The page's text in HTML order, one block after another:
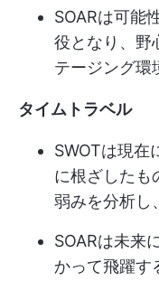
SOARは可能
役となり、野
テージング環
タイムトラベル
SWOTは現在
に根ざしたも
弱みを分析し
SOARは未来
かって飛躍す